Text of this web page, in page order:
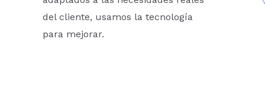
del cliente, usamos la tecnología
para mejorar.